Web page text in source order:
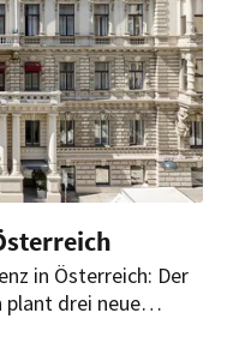
in Österreich: Der
drei neue